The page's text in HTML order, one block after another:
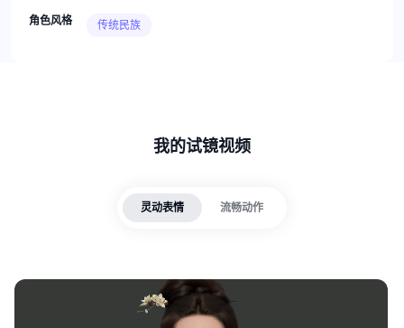
角色风格 传统民族
我的试镜视频
灵动表情 流畅动作